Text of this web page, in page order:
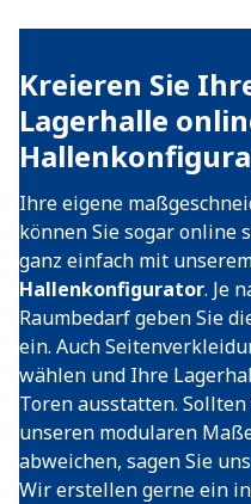
Kreieren Sie
Lagerhalle
Ihre eigene
können Sie sogar online
ganz einfach mit
Hallenkonfigurator. Je
Raumbedarf geben Sie
ein. Auch
wählen und Ihre
Toren ausstatten.
unseren modularen
abweichen, sagen Sie
Wir erstellen gerne ein